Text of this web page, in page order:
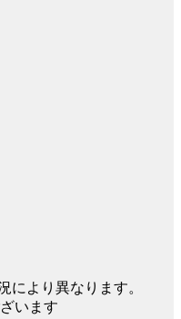
により異なります。
います